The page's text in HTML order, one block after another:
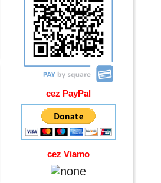
cez PayPal
cez Viamo